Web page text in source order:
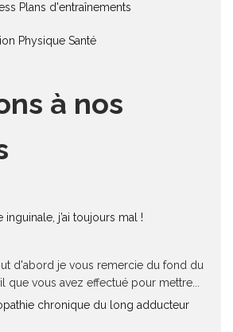
Plans d'entraînements
Physique Santé
à nos
inguinale, j’ai toujours mal !
d'abord je vous remercie du fond du
vous avez effectué pour mettre...
chronique du long adducteur